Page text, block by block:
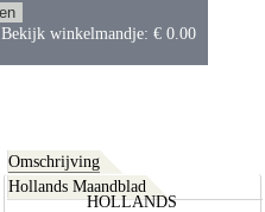
Bekijk winkelmandje: € 0.00
Omschrijving
HOLLANDS
Hollands Maandblad